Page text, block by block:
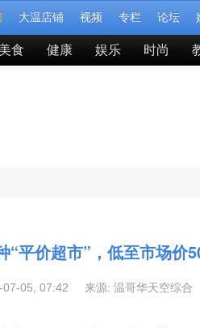
大温店铺 视频 专栏 论坛
美食 健康 娱乐 时尚
“平价超市”，低至市场价
07-05, 07:42 来源: 温哥华天空综合